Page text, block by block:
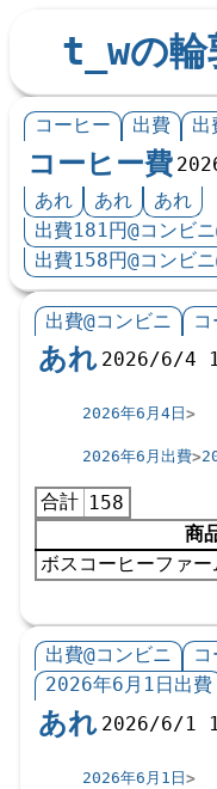
t_wの輪
コーヒー 出費 出
コーヒー費
あれ
あれ
あれ
出費181円@コンビ
出費158円@コンビ
出費@コンビニ
あれ 2026/6/4
2026年6月4日
2026年6月出費
合計 158
商
ボスコーヒーファ
出費@コンビニ
2026年6月1日出費
あれ 2026/6/1
2026年6月1日